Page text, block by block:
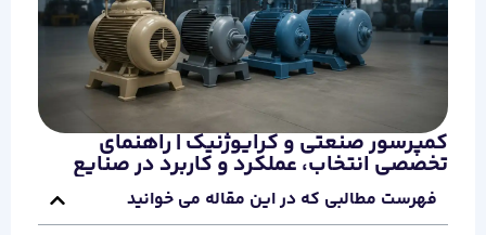
کمپرسور صنعتی و کرایوژنیک | راهنمای
تخصصی انتخاب، عملکرد و کاربرد در صنایع
فهرست مطالبی که در این مقاله می خوانید